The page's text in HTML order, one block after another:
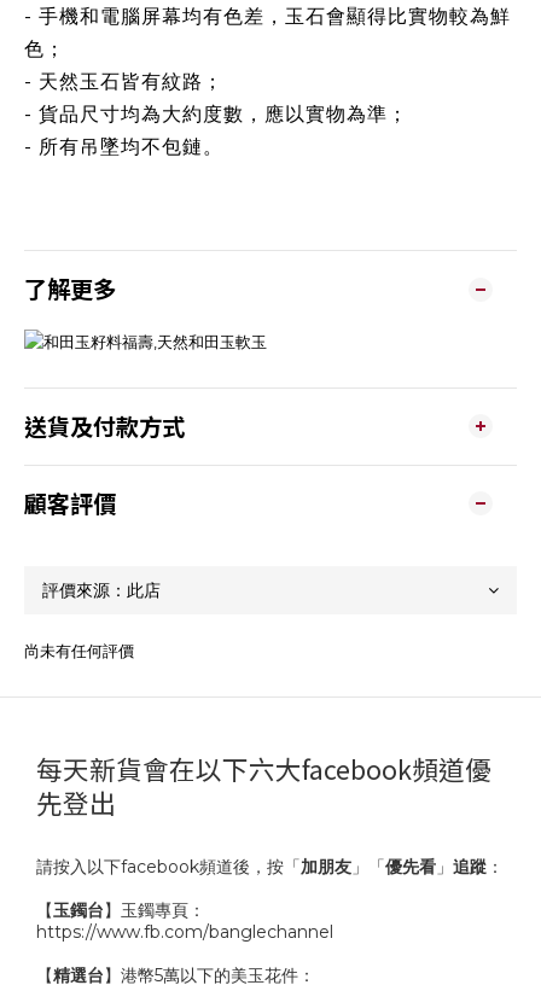
- 手機和電腦屏幕均有色差，玉石會顯得比實物較為鮮
色；
- 天然玉石皆有紋路；
- 貨品尺寸均為大約度數，應以實物為準；
- 所有吊墜均不包鏈。
了解更多
送貨及付款方式
顧客評價
尚未有任何評價
每天新貨會在以下六大facebook頻道優
先登出
請按入以下facebook頻道後，按「加朋友 」「優先看 」 追蹤 ：
【玉鐲台】玉鐲專頁：
https://www.fb.com/banglechannel
【精選台】港幣5萬以下的美玉花件：